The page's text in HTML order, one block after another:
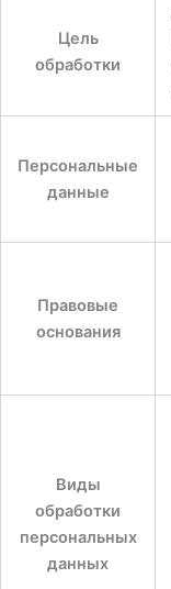
Цель
обработки
Персональные
данные
Правовые
основания
Виды
обработки
персональных
данных